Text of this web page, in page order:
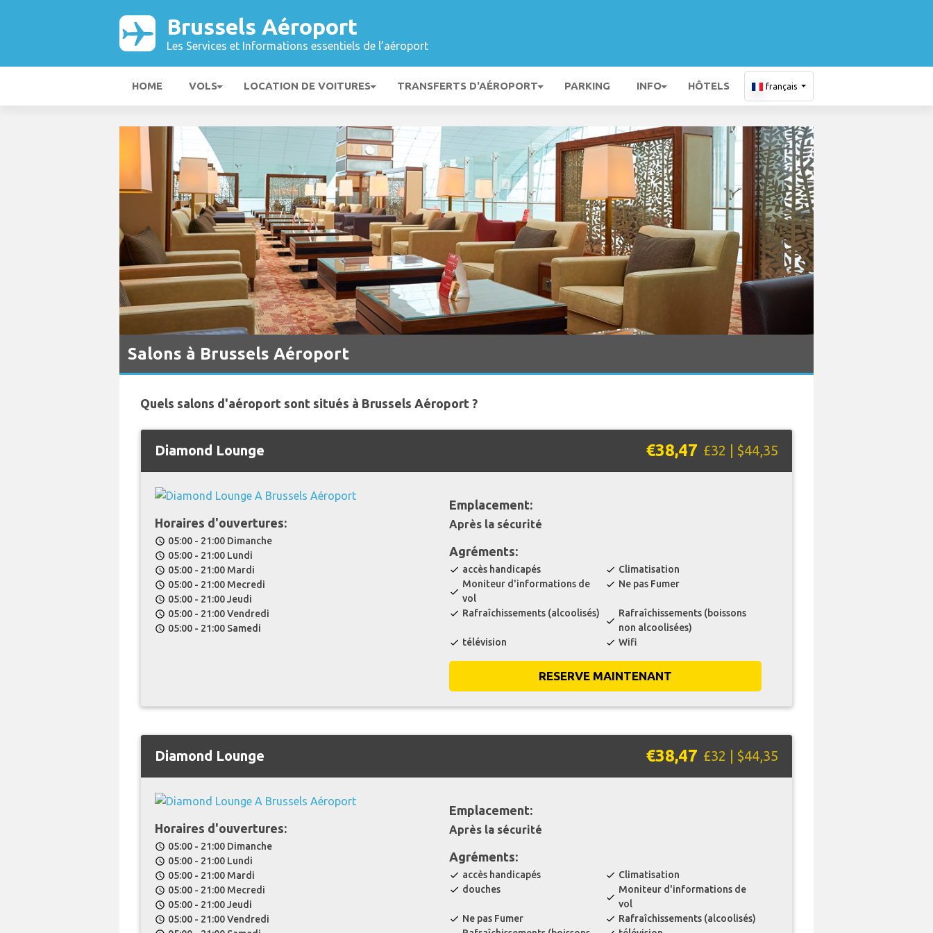
Brussels Aéroport
Les Services et Informations essentiels de l’aéroport
HOME VOLS LOCATION DE VOITURES TRANSFERTS D'AÉROPORT PARKING INFO HÔTELS français
Salons à Brussels Aéroport
Quels salons d'aéroport sont situés à Brussels Aéroport ?
Diamond Lounge €38,47 £32 | $44,35
Horaires d'ouvertures:
schedule 05:00 - 21:00 Dimanche
schedule 05:00 - 21:00 Lundi
schedule 05:00 - 21:00 Mardi
schedule 05:00 - 21:00 Mecredi
schedule 05:00 - 21:00 Jeudi
schedule 05:00 - 21:00 Vendredi
schedule 05:00 - 21:00 Samedi
Emplacement:
Après la sécurité
Agréments:
check accès handicapés check Climatisation
check
Moniteur d'informations de
vol
check Ne pas Fumer
check Rafraîchissements (alcoolisés)
check
Rafraîchissements (boissons
non alcoolisées)
check télévision check Wifi
RESERVE MAINTENANT
Diamond Lounge €38,47 £32 | $44,35
Horaires d'ouvertures:
schedule 05:00 - 21:00 Dimanche
schedule 05:00 - 21:00 Lundi
schedule 05:00 - 21:00 Mardi
schedule 05:00 - 21:00 Mecredi
schedule 05:00 - 21:00 Jeudi
schedule 05:00 - 21:00 Vendredi
Emplacement:
Après la sécurité
Agréments:
check accès handicapés check Climatisation
check douches
check
Moniteur d'informations de
vol
check Ne pas Fumer check Rafraîchissements (alcoolisés)